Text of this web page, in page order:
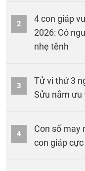
2
4 con giáp
2026: Có
nhẹ tênh
3
Tử vi thứ 3
Sửu nắm ưu
4
Con số may
con giáp